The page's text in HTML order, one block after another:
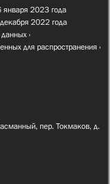
января 2023 года
2022 года
для распространения
пер. Токмаков, д.